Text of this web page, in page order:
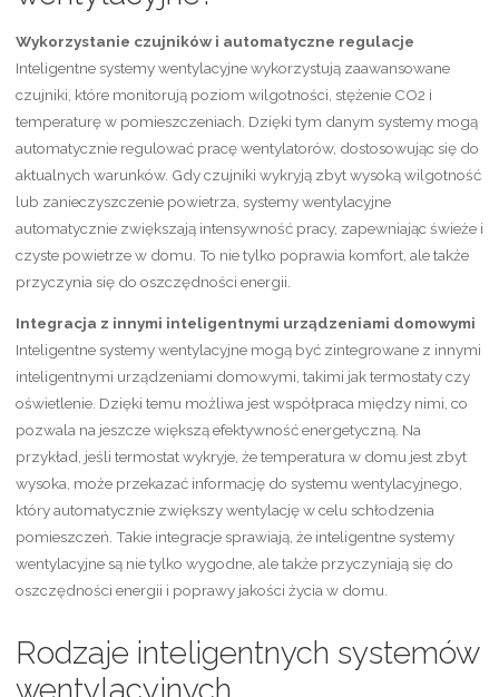
Wykorzystanie czujników i automatyczne regulacje
Inteligentne systemy wentylacyjne wykorzystują zaawansowane
czujniki, które monitorują poziom wilgotności, stężenie CO2 i
temperaturę w pomieszczeniach. Dzięki tym danym systemy mogą
automatycznie regulować pracę wentylatorów, dostosowując się do
aktualnych warunków. Gdy czujniki wykryją zbyt wysoką wilgotność
lub zanieczyszczenie powietrza, systemy wentylacyjne
automatycznie zwiększają intensywność pracy, zapewniając świeże i
czyste powietrze w domu. To nie tylko poprawia komfort, ale także
przyczynia się do oszczędności energii.
Integracja z innymi inteligentnymi urządzeniami domowymi
Inteligentne systemy wentylacyjne mogą być zintegrowane z innymi
inteligentnymi urządzeniami domowymi, takimi jak termostaty czy
oświetlenie. Dzięki temu możliwa jest współpraca między nimi, co
pozwala na jeszcze większą efektywność energetyczną. Na
przykład, jeśli termostat wykryje, że temperatura w domu jest zbyt
wysoka, może przekazać informację do systemu wentylacyjnego,
który automatycznie zwiększy wentylację w celu schłodzenia
pomieszczeń. Takie integracje sprawiają, że inteligentne systemy
wentylacyjne są nie tylko wygodne, ale także przyczyniają się do
oszczędności energii i poprawy jakości życia w domu.
Rodzaje inteligentnych systemów
wentylacyjnych